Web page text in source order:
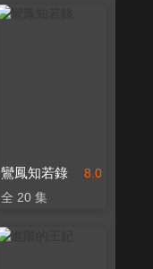
8.0
鸞鳳知若錄
全 20 集